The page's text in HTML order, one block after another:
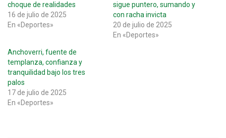
choque de realidades
16 de julio de 2025
En «Deportes»
sigue puntero, sumando y
con racha invicta
20 de julio de 2025
En «Deportes»
Anchoverri, fuente de
templanza, confianza y
tranquilidad bajo los tres
palos
17 de julio de 2025
En «Deportes»